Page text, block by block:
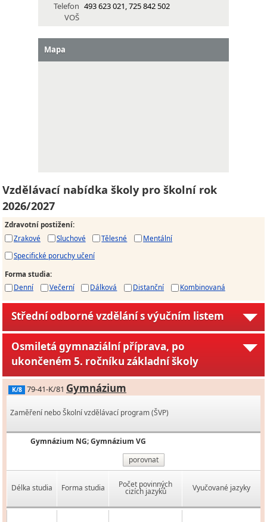
Telefon
VOŠ
493 623 021, 725 842 502
Mapa
Vzdělávací nabídka školy pro školní rok
2026/2027
Zdravotní postižení:
Zrakové
Sluchové Tělesné
Mentální
Specifické poruchy učení
Forma studia:
Denní
Večerní Dálková Distanční Kombinovaná
Střední odborné vzdělání s výučním listem
Osmiletá gymnaziální příprava, po
ukončeném 5. ročníku základní školy
K/8 79-41-K/81 Gymnázium
Zaměření nebo Školní vzdělávací program (ŠVP)
Gymnázium NG; Gymnázium VG
porovnat
Délka studia Forma studia Počet povinných
cizích jazyků Vyučované jazyky